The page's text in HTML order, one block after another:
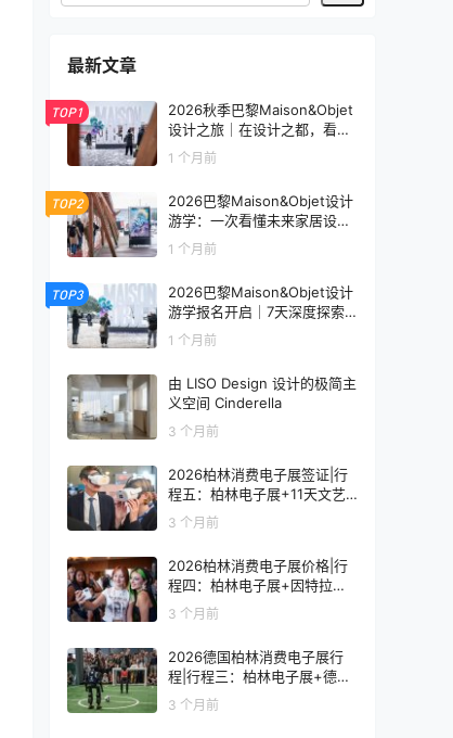
最新文章
TOP1
2026秋季巴黎Maison&Objet
设计之旅｜在设计之都，看见
未来生活的模样
1 个月前
TOP2
2026巴黎Maison&Objet设计
游学：一次看懂未来家居设计
趋势
1 个月前
TOP3
2026巴黎Maison&Objet设计
游学报名开启｜7天深度探索
全球家居设计趋势
1 个月前
由 LISO Design 设计的极简主
义空间 Cinderella
3 个月前
2026柏林消费电子展签证|行
程五：柏林电子展+11天文艺
复兴之旅
3 个月前
2026柏林消费电子展价格|行
程四：柏林电子展+因特拉肯1
0天浪漫之旅
3 个月前
2026德国柏林消费电子展行
程|行程三：柏林电子展+德国
9天人文之旅
3 个月前